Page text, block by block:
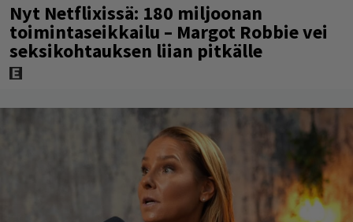
Nyt Netflixissä: 180 miljoonan
toimintaseikkailu – Margot Robbie vei
seksikohtauksen liian pitkälle